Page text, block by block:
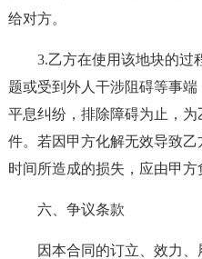
给对方。
3.乙方在使用该地块的过
题或受到外人干涉阻碍等事
平息纠纷，排除障碍为止，
件。若因甲方化解无效导致
时间所造成的损失，应由甲方
六、争议条款
因本合同的订立、效力